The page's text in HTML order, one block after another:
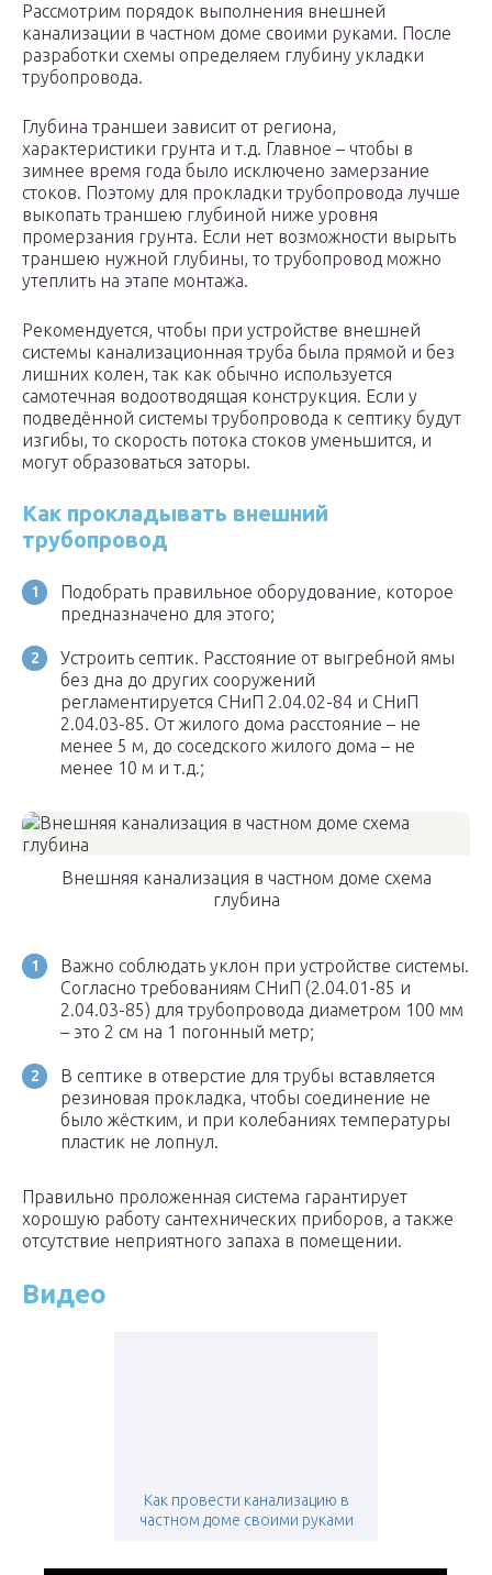
Рассмотрим порядок выполнения внешней
канализации в частном доме своими руками. После
разработки схемы определяем глубину укладки
трубопровода.
Глубина траншеи зависит от региона,
характеристики грунта и т.д. Главное – чтобы в
зимнее время года было исключено замерзание
стоков. Поэтому для прокладки трубопровода лучше
выкопать траншею глубиной ниже уровня
промерзания грунта. Если нет возможности вырыть
траншею нужной глубины, то трубопровод можно
утеплить на этапе монтажа.
Рекомендуется, чтобы при устройстве внешней
системы канализационная труба была прямой и без
лишних колен, так как обычно используется
самотечная водоотводящая конструкция. Если у
подведённой системы трубопровода к септику будут
изгибы, то скорость потока стоков уменьшится, и
могут образоваться заторы.
Как прокладывать внешний
трубопровод
Подобрать правильное оборудование, которое
предназначено для этого;
Устроить септик. Расстояние от выгребной ямы
без дна до других сооружений
регламентируется СНиП 2.04.02-84 и СНиП
2.04.03-85. От жилого дома расстояние – не
менее 5 м, до соседского жилого дома – не
менее 10 м и т.д.;
Внешняя канализация в частном доме схема
глубина
Важно соблюдать уклон при устройстве системы.
Согласно требованиям СНиП (2.04.01-85 и
2.04.03-85) для трубопровода диаметром 100 мм
– это 2 см на 1 погонный метр;
В септике в отверстие для трубы вставляется
резиновая прокладка, чтобы соединение не
было жёстким, и при колебаниях температуры
пластик не лопнул.
Правильно проложенная система гарантирует
хорошую работу сантехнических приборов, а также
отсутствие неприятного запаха в помещении.
Видео
Как провести канализацию в
частном доме своими руками